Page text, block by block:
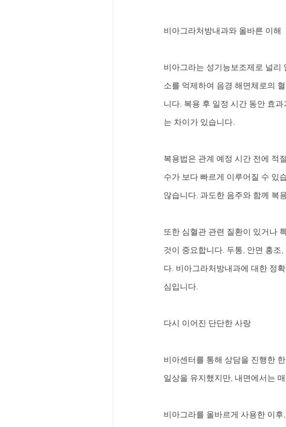
비아그라처방내과와 올바른 이해
비아그라는 성기능보조제로 널리
소를 억제하여 음경 해면체로의
니다. 복용 후 일정 시간 동안 효
는 차이가 있습니다.
복용법은 관계 예정 시간 전에 적
수가 보다 빠르게 이루어질 수 있
않습니다. 과도한 음주와 함께 복
또한 심혈관 관련 질환이 있거나
것이 중요합니다. 두통, 안면 홍
다. 비아그라처방내과에 대한 정
심입니다.
다시 이어진 단단한 사랑
비아센터를 통해 상담을 진행한
일상을 유지했지만, 내면에서는
비아그라를 올바르게 사용한 이